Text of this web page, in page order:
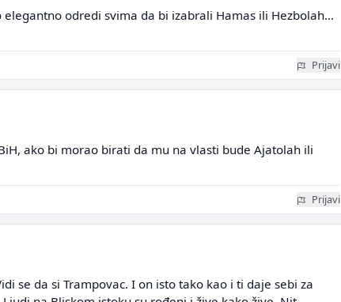
odredi svima da bi izabrali Hamas ili Hezbolah...
Prijavi
ako bi morao birati da mu na vlasti bude Ajatolah ili
Prijavi
se da si Trampovac. I on isto tako kao i ti daje sebi za